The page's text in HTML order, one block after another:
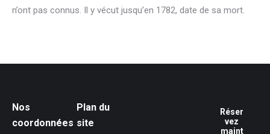
n’ont pas connus. Il y vécut jusqu’en 1782, date de sa mort.
Nos
coordonnées
Plan du
site
Réser
vez
maint